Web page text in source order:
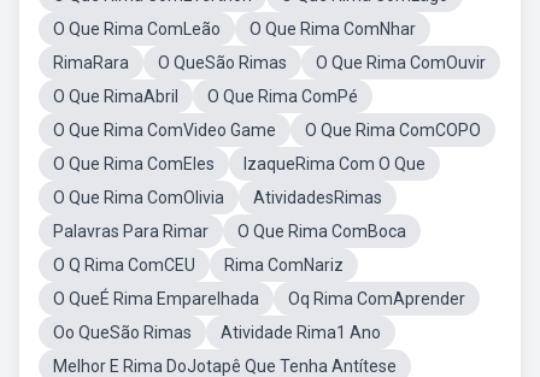
O Que Rima ComLeão
O Que Rima ComNhar
RimaRara
O QueSão Rimas
O Que Rima ComOuvir
O Que RimaAbril
O Que Rima ComPé
O Que Rima ComVideo Game
O Que Rima ComCOPO
O Que Rima ComEles
IzaqueRima Com O Que
O Que Rima ComOlivia
AtividadesRimas
Palavras Para Rimar
O Que Rima ComBoca
O Q Rima ComCEU
Rima ComNariz
O QueÉ Rima Emparelhada
Oq Rima ComAprender
Oo QueSão Rimas
Atividade Rima1 Ano
Melhor E Rima DoJotapê Que Tenha Antítese